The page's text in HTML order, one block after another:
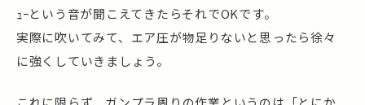
ｭｰという音が聞こえてきたらそれでOKです。
実際に吹いてみて、エア圧が物足りないと思ったら徐々
に強くしていきましょう。